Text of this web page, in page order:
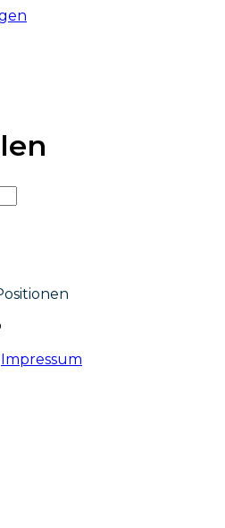
Impressum